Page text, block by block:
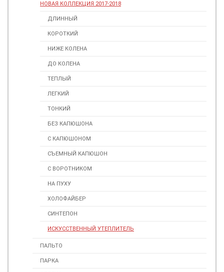
НОВАЯ КОЛЛЕКЦИЯ 2017-2018
ДЛИННЫЙ
КОРОТКИЙ
НИЖЕ КОЛЕНА
ДО КОЛЕНА
ТЕПЛЫЙ
ЛЕГКИЙ
ТОНКИЙ
БЕЗ КАПЮШОНА
С КАПЮШОНОМ
СЪЕМНЫЙ КАПЮШОН
С ВОРОТНИКОМ
НА ПУХУ
ХОЛОФАЙБЕР
СИНТЕПОН
ИСКУССТВЕННЫЙ УТЕПЛИТЕЛЬ
ПАЛЬТО
ПАРКА